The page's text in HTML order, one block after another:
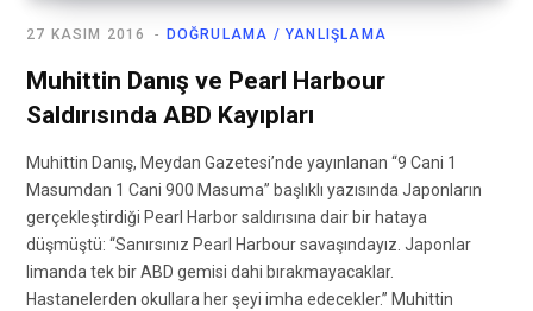
DOĞRULAMA / YANLIŞLAMA
27 KASIM 2016
Muhittin Danış ve Pearl Harbour
Saldırısında ABD Kayıpları
Muhittin Danış, Meydan Gazetesi’nde yayınlanan “9 Cani 1
Masumdan 1 Cani 900 Masuma” başlıklı yazısında Japonların
gerçekleştirdiği Pearl Harbor saldırısına dair bir hataya
düşmüştü: “Sanırsınız Pearl Harbour savaşındayız. Japonlar
limanda tek bir ABD gemisi dahi bırakmayacaklar.
Hastanelerden okullara her şeyi imha edecekler.” Muhittin